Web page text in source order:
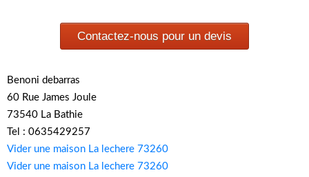
Contactez-nous pour un devis
Benoni debarras
60 Rue James Joule
73540 La Bathie
Tel : 0635429257
Vider une maison La lechere 73260
Vider une maison La lechere 73260